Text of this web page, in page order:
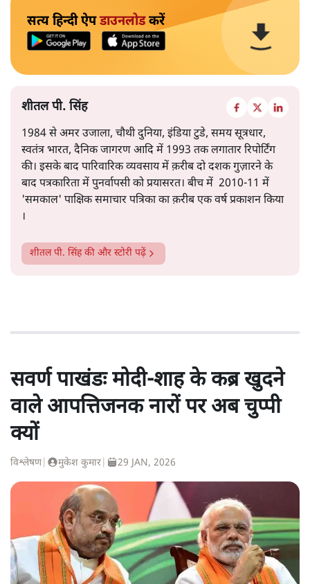
सत्य हिन्दी ऐपडाउनलोडकरें
शीतल पी. सिंह
1984 से अमर उजाला, चौथी दुनिया, इंडिया टुडे, समय सूत्रधार,
स्वतंत्र भारत, दैनिक जागरण आदि में 1993 तक लगातार रिपोर्टिंग
की। इसके बाद पारिवारिक व्यवसाय में क़रीब दो दशक गुज़ारने के
बाद पत्रकारिता में पुनर्वापसी को प्रयासरत। बीच में 2010-11 में
'समकाल' पाक्षिक समाचार पत्रिका का क़रीब एक वर्ष प्रकाशन किया
।
शीतल पी. सिंहकी और स्टोरी पढ़ें
सवर्ण पाखंडः मोदी-शाह के कब्र खुदने
वाले आपत्तिजनक नारों पर अब चुप्पी
क्यों
विश्लेषण| मुकेश कुमार 29 JAN, 2026